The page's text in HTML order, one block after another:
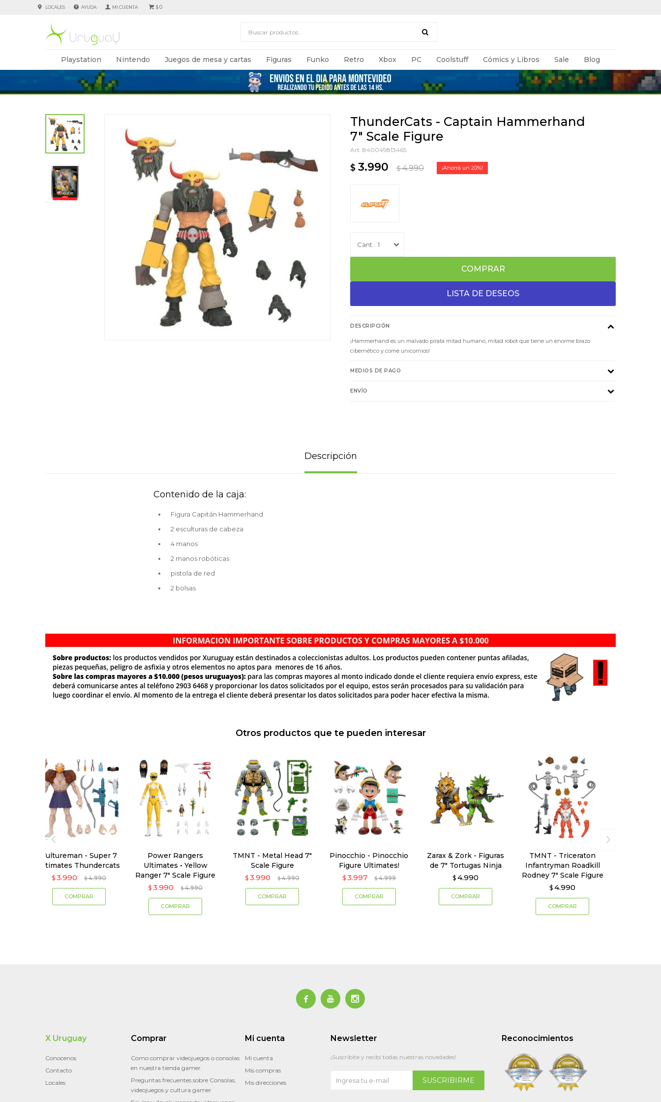
Playstation Nintendo Juegos de mesa y cartas Figuras Funko Retro Xbox PC Coolstuff Cómics y Libros Sale Blog
$0
LOCALES AYUDA
ThunderCats - Captain Hammerhand
7" Scale Figure
840049813465
$ 3.990 $ 4.990 20
1
COMPRAR
DESCRIPCIÓN
¡Hammerhand es un malvado pirata mitad humano, mitad robot que tiene un enorme brazo
cibernético y come unicornios!
MEDIOS DE PAGO
ENVÍO
Descripción
Contenido de la caja:
Figura Capitán Hammerhand
2 esculturas de cabeza
4 manos
2 manos robóticas
pistola de red
2 bolsas
Otros productos que te pueden interesar
Vultureman - Super 7
Ultimates Thundercats
$ 3.990 $ 4.990
Power Rangers
Ultimates • Yellow
Ranger 7" Scale Figure
$ 3.990 $ 4.990
TMNT - Metal Head 7"
Scale Figure
$ 3.990 $ 4.990
Pinocchio - Pinocchio
Figure Ultimates!
$ 3.997 $ 4.999
Zarax & Zork - Figuras
de 7" Tortugas Ninja
$ 4.990
TMNT - Triceraton
Infantryman Roadkill
Rodney 7" Scale Figure
$ 4.990
  
Reconocimientos
X Uruguay
Conocenos
Contacto
Locales
Comprar
Como comprar videojuegos o consolas
en nuestra tienda gamer.
Preguntas frecuentes sobre Consolas,
videojuegos y cultura gamer
Mi cuenta
Mi cuenta
Mis compras
Mis direcciones
Newsletter
¡Suscribite y recibí todas nuestras novedades!
SUSCRIBIRME